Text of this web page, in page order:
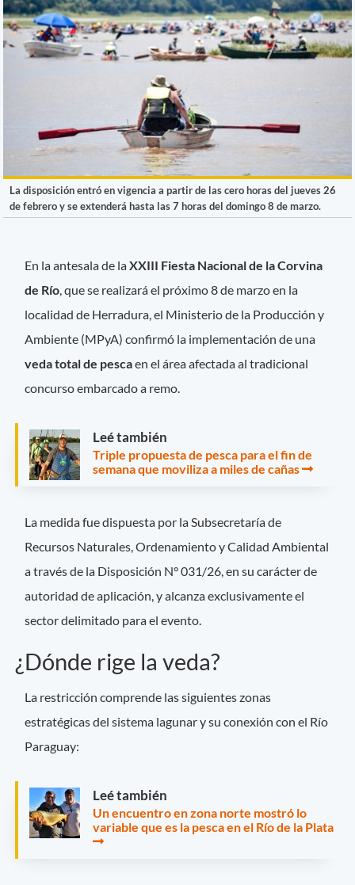
La disposición entró en vigencia a partir de las cero horas del jueves 26
de febrero y se extenderá hasta las 7 horas del domingo 8 de marzo.
En la antesala de laXXIII Fiesta Nacional de la Corvina
de Río , que se realizará el próximo 8 de marzo en la
localidad de Herradura, el Ministerio de la Producción y
Ambiente (MPyA) confirmó la implementación de una
veda total de pescaen el área afectada al tradicional
concurso embarcado a remo.
Leé también
Triple propuesta de pesca para el fin de
semana que moviliza a miles de cañas
La medida fue dispuesta por la Subsecretaría de
Recursos Naturales, Ordenamiento y Calidad Ambiental
a través de la Disposición N° 031/26, en su carácter de
autoridad de aplicación, y alcanza exclusivamente el
sector delimitado para el evento.
¿Dónde rige la veda?
La restricción comprende las siguientes zonas
estratégicas del sistema lagunar y su conexión con el Río
Paraguay:
Leé también
Un encuentro en zona norte mostró lo
variable que es la pesca en el Río de la Plata